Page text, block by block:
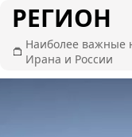
РЕГИОН
Наиболее важные
Ирана и России